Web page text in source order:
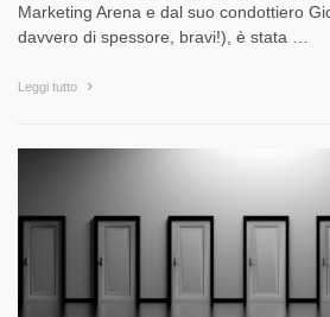
Marketing Arena e dal suo condottiero
davvero di spessore, bravi!), è stata …
Leggi tutto